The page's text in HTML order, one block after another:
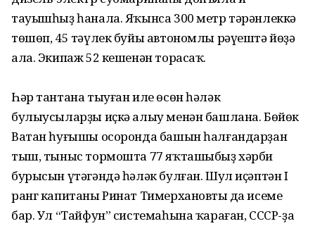
тауышһыҙ һанала. Яҡынса 300 метр тәрәнлеккә
төшөп, 45 тәүлек буйы автономлы рәүештә йөҙә
ала. Экипаж 52 кешенән торасаҡ.
Һәр тантана тыуған иле өсөн һәләк
булыусыларҙы иҫкә алыу менән башлана. Бөйөк
Ватан һуғышы осоронда башын һалғандарҙан
тыш, тыныс тормошта 77 яҡташыбыҙ хәрби
бурысын үтәгәндә һәләк булған. Шул иҫәптән I
ранг капитаны Ринат Тимерхановтың да исеме
бар. Ул “Тайфун” системаһына ҡараған, СССР-ҙа